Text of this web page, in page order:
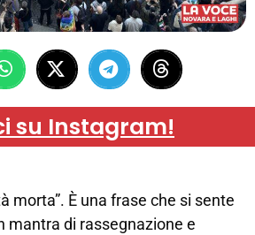
su Instagram!
morta”. È una frase che si sente
mantra di rassegnazione e